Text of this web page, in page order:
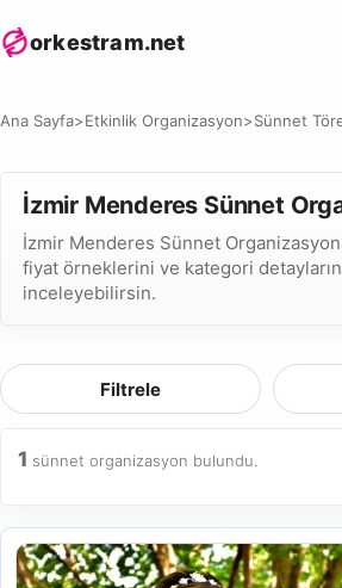
orkestram.net
Ana Sayfa>Etkinlik Organizasyon>Sünnet
İzmir Menderes Sünnet
İzmir Menderes Sünnet
fiyat örneklerini ve kategori
inceleyebilirsin.
Filtrele
1 sünnet organizasyon bulundu.